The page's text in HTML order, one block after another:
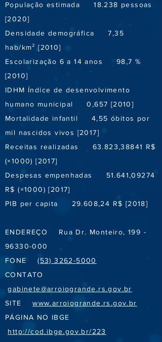
População estimada 18.238 pessoas
[2020]
Densidade demográfica 7,35
hab/km² [2010]
Escolarização 6 a 14 anos 98,7 %
[2010]
IDHM Índice de desenvolvimento
humano municipal 0,657 [2010]
Mortalidade infantil 4,55 óbitos por
mil nascidos vivos [2017]
Receitas realizadas 63.823,38841 R$
(×1000) [2017]
Despesas empenhadas 51.641,09274
R$ (×1000) [2017]
PIB per capita 29.608,24 R$ [2018]
ENDEREÇO Rua Dr. Monteiro, 199 -
96330-000
FONE(53) 3262-5000
CONTATO
gabinete@arroiogrande.rs.gov.br
SITEwww.arroiogrande.rs.gov.br
PÁGINA NO IBGE
http://cod.ibge.gov.br/223